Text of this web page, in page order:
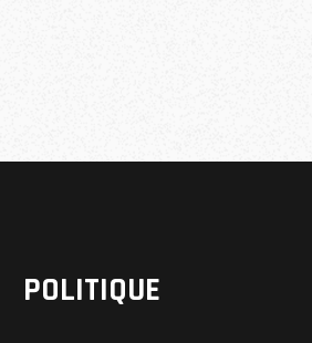
POLITIQUE